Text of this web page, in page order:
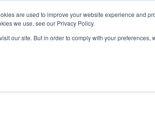
are used to improve your website experience and
we use, see our Privacy Policy.
our site. But in order to comply with your preferences,
MLG BLOG
サステナビリティ 企業情報